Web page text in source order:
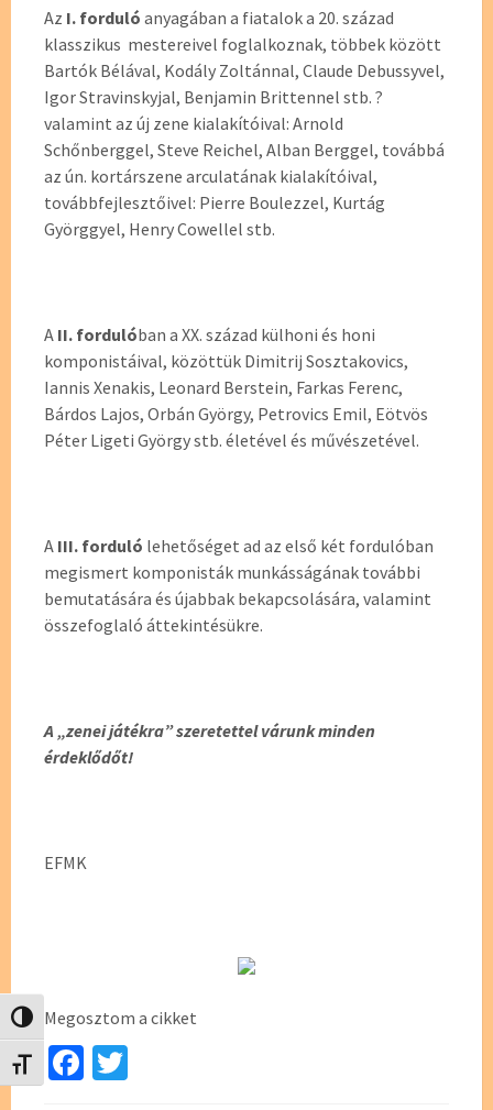
Nagy kontraszt váltása
Betűméret váltása
Az I. forduló anyagában a fiatalok a 20. század
klasszikus mestereivel foglalkoznak, többek között
Bartók Bélával, Kodály Zoltánnal, Claude Debussyvel,
Igor Stravinskyjal, Benjamin Brittennel stb. ?
valamint az új zene kialakítóival: Arnold
Schőnberggel, Steve Reichel, Alban Berggel, továbbá
az ún. kortárszene arculatának kialakítóival,
továbbfejlesztőivel: Pierre Boulezzel, Kurtág
Györggyel, Henry Cowellel stb.
A II. fordulóban a XX. század külhoni és honi
komponistáival, közöttük Dimitrij Sosztakovics,
Iannis Xenakis, Leonard Berstein, Farkas Ferenc,
Bárdos Lajos, Orbán György, Petrovics Emil, Eötvös
Péter Ligeti György stb. életével és művészetével.
A III. forduló lehetőséget ad az első két fordulóban
megismert komponisták munkásságának további
bemutatására és újabbak bekapcsolására, valamint
összefoglaló áttekintésükre.
A „zenei játékra” szeretettel várunk minden
érdeklődőt!
EFMK
Megosztom a cikket
Fa